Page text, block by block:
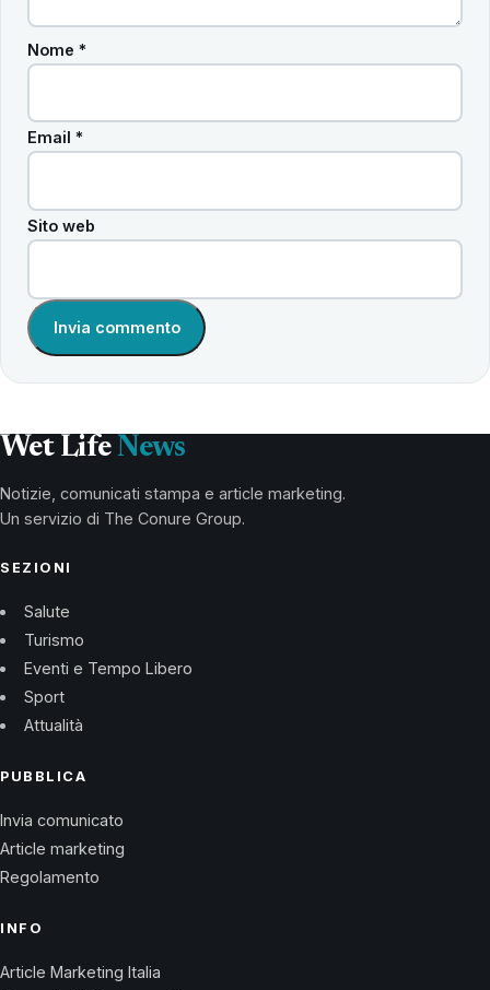
Nome *
Email *
Sito web
Wet Life News
Notizie, comunicati stampa e article marketing.
Un servizio di The Conure Group.
SEZIONI
Salute
Turismo
Eventi e Tempo Libero
Sport
Attualità
PUBBLICA
Invia comunicato
Article marketing
Regolamento
INFO
Article Marketing Italia